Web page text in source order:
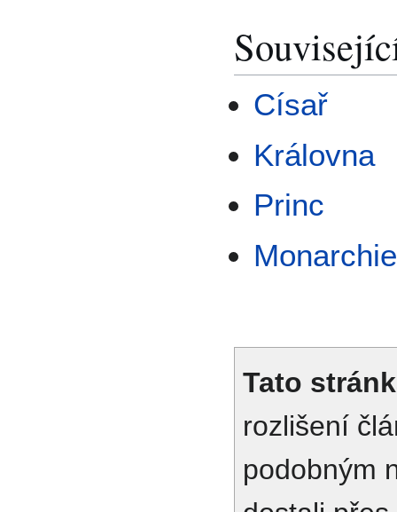
Císař
Královna
Princ
Monarchie
Tato
rozlišení
podobným